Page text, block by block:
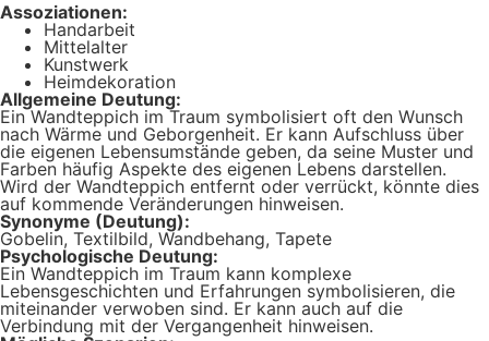
Assoziationen:
Handarbeit
Mittelalter
Kunstwerk
Heimdekoration
Allgemeine Deutung:
Ein Wandteppich im Traum symbolisiert oft den Wunsch
nach Wärme und Geborgenheit. Er kann Aufschluss über
die eigenen Lebensumstände geben, da seine Muster und
Farben häufig Aspekte des eigenen Lebens darstellen.
Wird der Wandteppich entfernt oder verrückt, könnte dies
auf kommende Veränderungen hinweisen.
Synonyme (Deutung):
Gobelin, Textilbild, Wandbehang, Tapete
Psychologische Deutung:
Ein Wandteppich im Traum kann komplexe
Lebensgeschichten und Erfahrungen symbolisieren, die
miteinander verwoben sind. Er kann auch auf die
Verbindung mit der Vergangenheit hinweisen.